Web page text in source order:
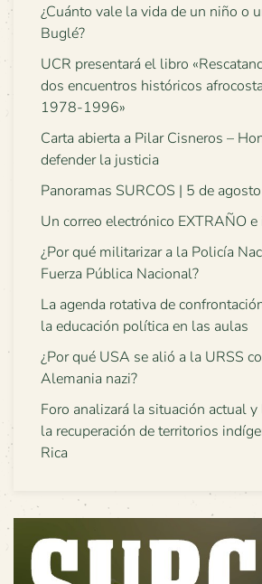
¿Cuánto vale la vida de un niño o
Buglé?
UCR presentará el libro
dos encuentros históricos
1978-1996»
Carta abierta a Pilar Cisneros –
defender la justicia
Panoramas SURCOS | 5 de
Un correo electrónico EXTRAÑO e
¿Por qué militarizar a la Policía
Fuerza Pública Nacional?
La agenda rotativa de
la educación política en las aulas
¿Por qué USA se alió a la URSS
Alemania nazi?
Foro analizará la situación actual
la recuperación de territorios
Rica